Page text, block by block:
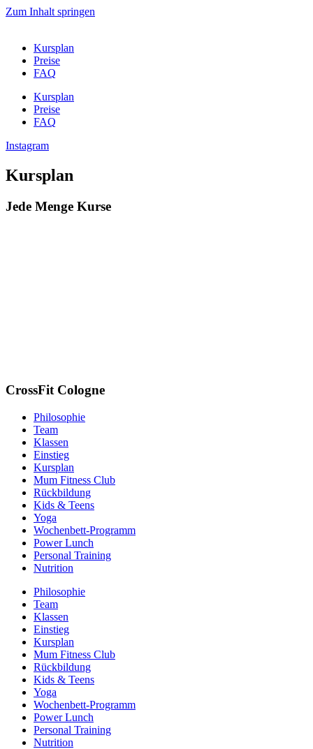
Zum Inhalt springen
Kursplan
Preise
FAQ
Kursplan
Preise
FAQ
Instagram
Kursplan
Jede Menge Kurse
CrossFit Cologne
Philosophie
Team
Klassen
Einstieg
Kursplan
Mum Fitness Club
Rückbildung
Kids & Teens
Yoga
Wochenbett-Programm
Power Lunch
Personal Training
Nutrition
Philosophie
Team
Klassen
Einstieg
Kursplan
Mum Fitness Club
Rückbildung
Kids & Teens
Yoga
Wochenbett-Programm
Power Lunch
Personal Training
Nutrition